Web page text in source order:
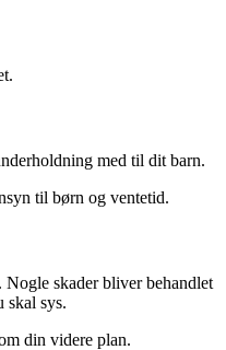
med til dit barn.
til børn og ventetid.
skader bliver behandlet
skal sys.
din videre plan.